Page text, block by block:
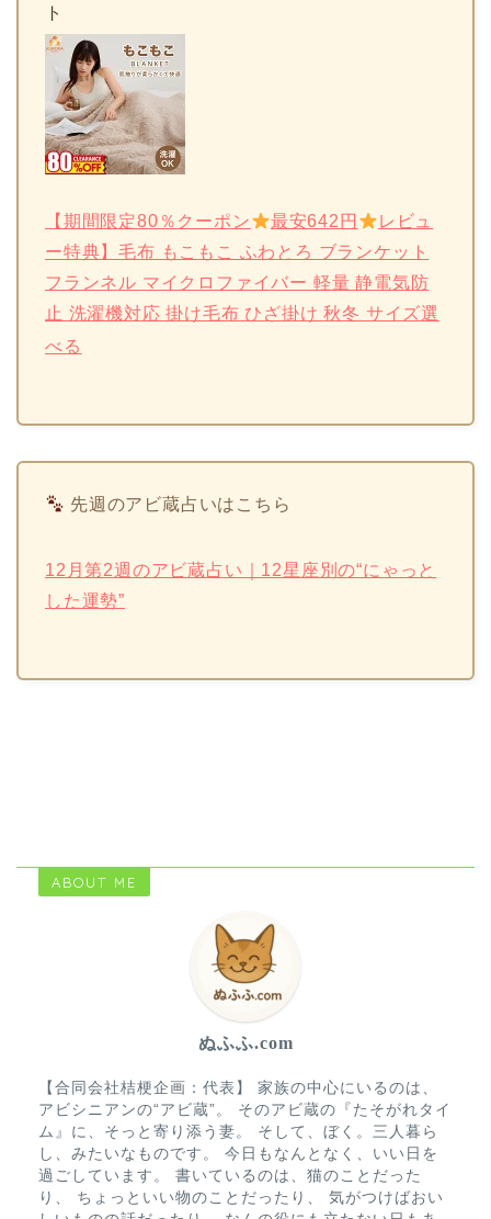
ト
【期間限定80％クーポン 最安642円
レビュ
ー特典】毛布 もこもこ ふわとろ ブランケット
フランネル マイクロファイバー 軽量 静電気防
止 洗濯機対応 掛け毛布 ひざ掛け 秋冬 サイズ選
べる
先週のアビ蔵占いはこちら
12月第2週のアビ蔵占い｜12星座別の“にゃっと
した運勢”
ABOUT ME
ぬふふ.com
【合同会社桔梗企画：代表】 家族の中心にいるのは、
アビシニアンの“アビ蔵”。 そのアビ蔵の『たそがれタイ
ム』に、そっと寄り添う妻。 そして、ぼく。三人暮ら
し、みたいなものです。 今日もなんとなく、いい日を
過ごしています。 書いているのは、猫のことだった
り、 ちょっといい物のことだったり、 気がつけばおい